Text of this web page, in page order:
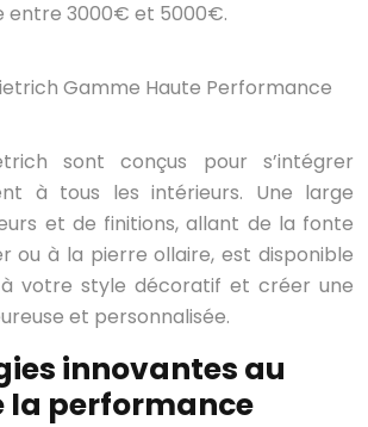
entre 3000€ et 5000€.
sont conçus pour s’intégrer
à tous les intérieurs. Une large
et de finitions, allant de la fonte
ou à la pierre ollaire, est disponible
à votre style décoratif et créer une
et personnalisée.
innovantes au
la performance